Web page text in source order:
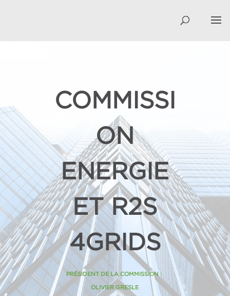
COMMISSI
ON
ENERGIE
ET R2S
4GRIDS
PRÉSIDENT DE LA COMMISSION :
OLIVIER GRESLE